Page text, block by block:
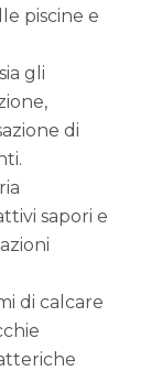
piscine e
gli
di
sapori e
di calcare